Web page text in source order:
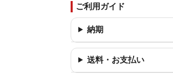
ご利用ガイド
納期
送料・お支払い